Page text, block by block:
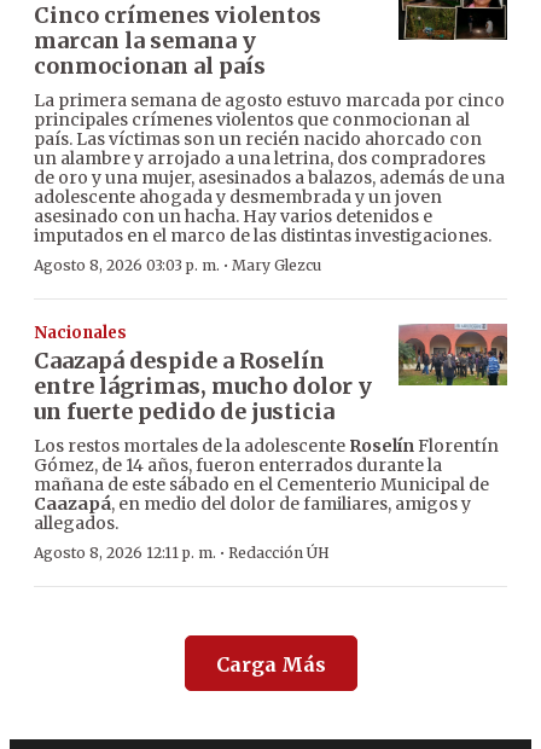
Cinco crímenes violentos
marcan la semana y
conmocionan al país
La primera semana de agosto estuvo marcada por cinco
principales crímenes violentos que conmocionan al
país. Las víctimas son un recién nacido ahorcado con
un alambre y arrojado a una letrina, dos compradores
de oro y una mujer, asesinados a balazos, además de una
adolescente ahogada y desmembrada y un joven
asesinado con un hacha. Hay varios detenidos e
imputados en el marco de las distintas investigaciones.
Agosto 8, 2026 03:03 p. m. · Mary Glezcu
Nacionales
Caazapá despide a Roselín
entre lágrimas, mucho dolor y
un fuerte pedido de justicia
Los restos mortales de la adolescente RoselínFlorentín
Gómez, de 14 años, fueron enterrados durante la
mañana de este sábado en el Cementerio Municipal de
Caazapá, en medio del dolor de familiares, amigos y
allegados.
Agosto 8, 2026 12:11 p. m. · Redacción ÚH
Carga Más